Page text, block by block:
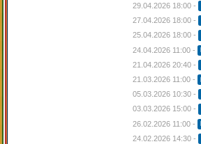
29.04.2026 18:00 -
27.04.2026 18:00 -
25.04.2026 18:00 -
24.04.2026 11:00 -
21.04.2026 20:40 -
21.03.2026 11:00 -
05.03.2026 10:30 -
03.03.2026 15:00 -
26.02.2026 11:00 -
24.02.2026 14:30 -